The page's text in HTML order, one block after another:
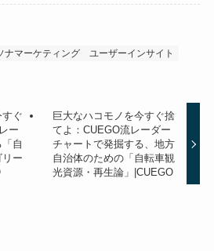
ナマーケティング
ユーザーインサイト
ぐ
ー
自
ー
巨大なハコモノを今すぐ捨
てよ：CUEGO流レーダー
チャートで発掘する、地方
自治体のための「自転車観
光資源・再生論」|CUEGO